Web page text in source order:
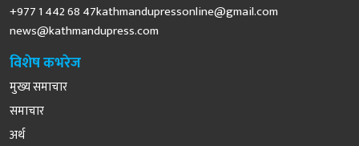
+977 1 442 68 47kathmandupressonline@gmail.com
news@kathmandupress.com
विशेष कभरेज
मुख्य समाचार
समाचार
अर्थ